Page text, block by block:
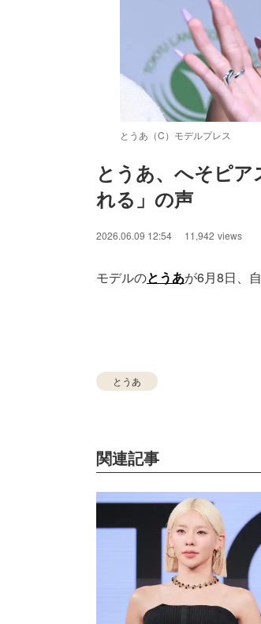
とうあ（C）モデルプレス
とうあ、へそピ
れる」の声
2026.06.09 12:54 11,942 views
モデルのとうあが6月8日、
とうあ
関連記事